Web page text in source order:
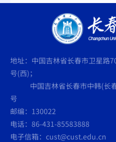
地址：中国吉林省长春市卫星路
号(西)；
中国吉林省长春市中韩(长春
号
邮编：130022
电话：86-431-85583888
电子信箱：cust@cust.edu.cn